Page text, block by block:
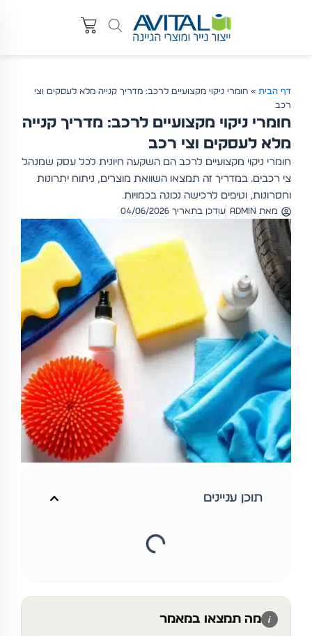
דף הבית » חומרי ניקוי מקצועיים לרכב: מדריך קנייה מלא לעסקים וצי
רכב
חומרי ניקוי מקצועיים לרכב: מדריך קנייה
מלא לעסקים וצי רכב
חומרי ניקוי מקצועיים לרכב הם השקעה חיונית לכל עסק שמנהל
צי רכבים. במדריך זה תמצאו השוואת מוצרים, ניתוח יתרונות
וחסרונות, וטיפים לרכישה נכונה בכמויות.
מאת admin עודכן בתאריך 04/06/2026
תוכן עניינים
מה תמצאו במאמר